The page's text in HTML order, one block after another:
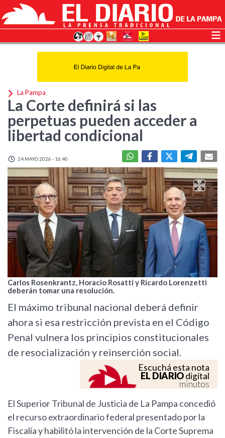
La Pampa
La Corte definirá si las
perpetuas pueden acceder a
libertad condicional
24 MAYO 2026 - 16:40
Carlos Rosenkrantz, Horacio Rosatti y Ricardo Lorenzetti
deberán tomar una resolución.
El máximo tribunal nacional deberá definir
ahora si esa restricción prevista en el Código
Penal vulnera los principios constitucionales
de resocialización y reinserción social.
Escuchá esta nota
EL DIARIOdigital
minutos
El Superior Tribunal de Justicia de La Pampa concedió
el recurso extraordinario federal presentado por la
Fiscalía y habilitó la intervención de la Corte Suprema